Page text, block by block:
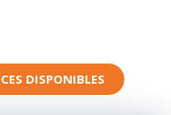
DISPONIBLES